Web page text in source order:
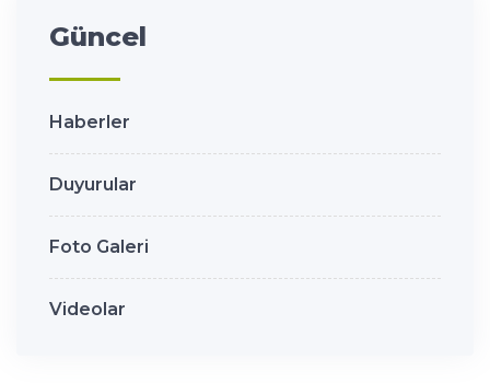
Güncel
Haberler
Duyurular
Foto Galeri
Videolar